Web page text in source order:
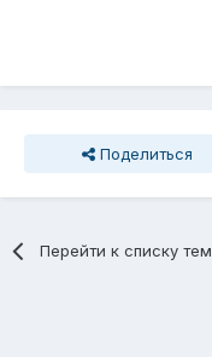
Поделиться
Перейти к списку тем